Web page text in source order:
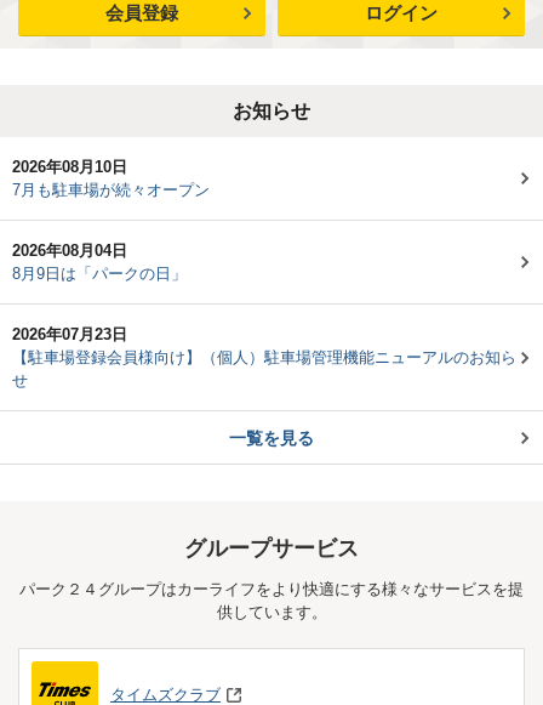
会員登録 ログイン
お知らせ
2026年08月10日
7月も駐車場が続々オープン
2026年08月04日
8月9日は「パークの日」
2026年07月23日
【駐車場登録会員様向け】（個人）駐車場管理機能ニューアルのお知ら
せ
一覧を見る
グループサービス
パーク２４グループはカーライフをより快適にする様々なサービスを提
供しています。
タイムズクラブ